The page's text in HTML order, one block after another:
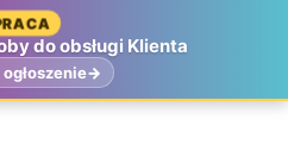
do obsługi Klienta